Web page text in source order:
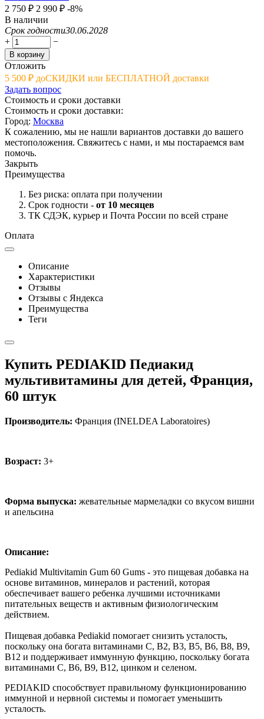
2 750 ₽ 2 990 ₽ -8%
В наличии
Срок годности30.06.2028
+
−
В корзину
Отложить
5 500 ₽ доСКИДКИ или БЕСПЛАТНОЙ доставки
Задать вопрос
Стоимость и сроки доставки
Стоимость и сроки доставки:
Город: Москва
К сожалению, мы не нашли вариантов доставки до вашего
местоположения. Свяжитесь с нами, и мы постараемся вам
помочь.
Закрыть
Преимущества
Без риска: оплата при получении
Срок годности - от 10 месяцев
ТК СДЭК, курьер и Почта России по всей стране
Оплата
Описание
Характеристики
Отзывы
Отзывы с Яндекса
Преимущества
Теги
Купить PEDIAKID Педиакид
мультивитамины для детей, Франция,
60 штук
Производитель: Франция (INELDEA Laboratoires)
Возраст: 3+
Форма выпуска: жевательные мармеладки со вкусом вишни
и апельсина
Описание:
Pediakid Multivitamin Gum 60 Gums - это пищевая добавка на
основе витаминов, минералов и растений, которая
обеспечивает вашего ребенка лучшими источниками
питательных веществ и активным физиологическим
действием.
Пищевая добавка Pediakid помогает снизить усталость,
поскольку она богата витаминами C, B2, B3, B5, B6, B8, B9,
B12 и поддерживает иммунную функцию, поскольку богата
витаминами C, B6, B9, B12, цинком и селеном.
PEDIAKID способствует правильному функционированию
иммунной и нервной системы и помогает уменьшить
усталость.